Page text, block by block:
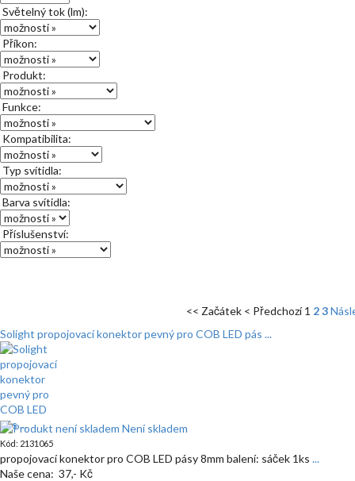
Světelný tok (lm):
Příkon:
Produkt:
Funkce:
Kompatibilita:
Typ svítidla:
Barva svítidla:
Příslušenství:
<< Začátek < Předchozí 1 23
Solight propojovací konektor pevný pro COB LED pás ...
Není skladem
Kód: 2131065
propojovací konektor pro COB LED pásy 8mm balení: sáček 1ks ...
Naše cena: 37,- Kč